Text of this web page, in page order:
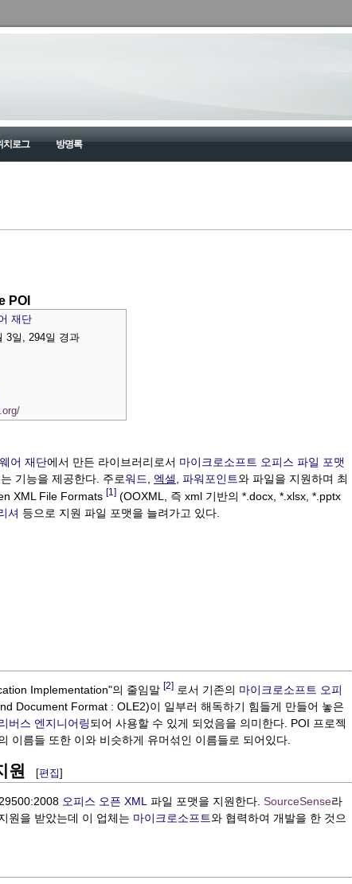
치로그 방명록
POI
재단
3일, 294일 경과
어 재단에서 만든 라이브러리로서 마이크로소프트 오피스 파일 포맷
기능을 제공한다. 주로워드 엑셀 파워포인트와 파일을 지원하며 최
XML File Formats [1] (OOXML, 즉 xml 기반의 *.docx, *.xlsx, *.pptx
셔 등으로 지원 파일 포맷을 늘려가고 있다.
Implementation"의 줄임말 [2] 로서 기존의 마이크로소프트 오피
Document Format : OLE2)이 일부러 해독하기 힘들게 만들어 놓은
버스 엔지니어링되어 사용할 수 있게 되었음을 의미한다. POI 프로젝
이름들 또한 이와 비슷하게 유머섞인 이름들로 되어있다.
원 [편집]
오피스 오픈 XML 파일 포맷을 지원한다. SourceSense라
원을 받았는데 이 업체는 마이크로소프트와 협력하여 개발을 한 것으